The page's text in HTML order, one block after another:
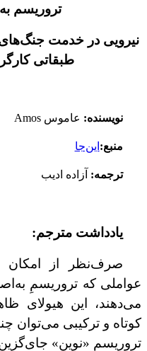
تروریسم
نیرویی در خدمت جنگ‌های
طبقاتی
نویسنده: عاموسAmos
منبع: این‌جا
ترجمه: آزاده ادیب
یادداشت مترجم:
صرف‌نظر از امکان
عواملی که تروریسمِ
می‌دهند، این هیولای
کوتاه و ترکیبی می‌توان
تروریسم «نوین»